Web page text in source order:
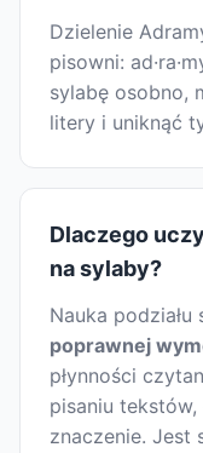
Dzielenie
pisowni:
sylabę osobno,
litery i uniknąć
Dlaczego
na sylaby?
Nauka
poprawnej
płynności
pisaniu
znaczenie. Jest